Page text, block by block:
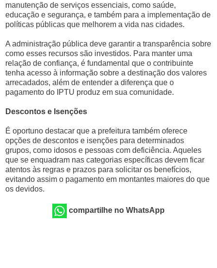
manutenção de serviços essenciais, como saúde,
educação e segurança, e também para a implementação de
políticas públicas que melhorem a vida nas cidades.
A administração pública deve garantir a transparência sobre
como esses recursos são investidos. Para manter uma
relação de confiança, é fundamental que o contribuinte
tenha acesso à informação sobre a destinação dos valores
arrecadados, além de entender a diferença que o
pagamento do IPTU produz em sua comunidade.
Descontos e Isenções
É oportuno destacar que a prefeitura também oferece
opções de descontos e isenções para determinados
grupos, como idosos e pessoas com deficiência. Aqueles
que se enquadram nas categorias específicas devem ficar
atentos às regras e prazos para solicitar os benefícios,
evitando assim o pagamento em montantes maiores do que
os devidos.
compartilhe no WhatsApp